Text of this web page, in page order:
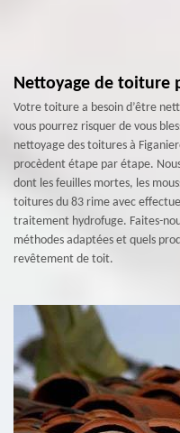
Nettoyage de toiture
Votre toiture a besoin d’être
vous pourrez risquer de vous
nettoyage des toitures à
procèdent étape par étape.
dont les feuilles mortes, les
toitures du 83 rime avec
traitement hydrofuge. Faites-
méthodes adaptées et quels
revêtement de toit.